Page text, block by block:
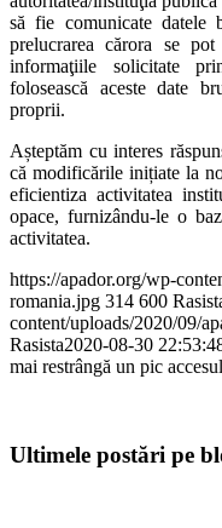
să fie comunicate datele
prelucrarea cărora se
informaţiile solicitate
folosească aceste date
proprii.
Așteptăm cu interes
că modificările inițiate la
eficientiza activitatea
opace, furnizându-le o
activitatea.
https://apador.org/wp-
romania.jpg 314 600
content/uploads/2020/09/
Rasista2020-08-30
mai restrângă un pic
Ultimele postări pe